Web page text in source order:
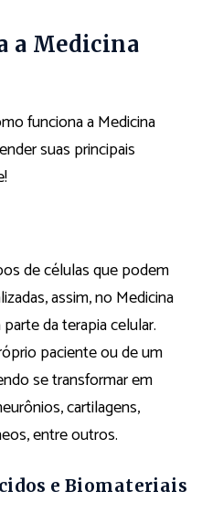
a Medicina
funciona a Medicina
suas principais
de células que podem
assim, no Medicina
da terapia celular.
paciente ou de um
se transformar em
cartilagens,
entre outros.
e Biomateriais